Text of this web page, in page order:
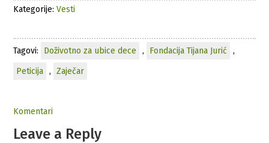
Kategorije:Vesti
Tagovi: Doživotno za ubice dece , Fondacija Tijana Jurić
,
Peticija
, Zaječar
Komentari
Leave a Reply